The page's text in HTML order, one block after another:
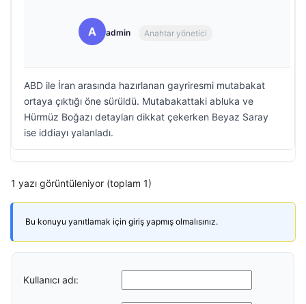
A admin Anahtar yönetici
ABD ile İran arasında hazırlanan gayriresmi mutabakat
ortaya çıktığı öne sürüldü. Mutabakattaki abluka ve
Hürmüz Boğazı detayları dikkat çekerken Beyaz Saray
ise iddiayı yalanladı.
1 yazı görüntüleniyor (toplam 1)
Bu konuyu yanıtlamak için giriş yapmış olmalısınız.
Kullanıcı adı: